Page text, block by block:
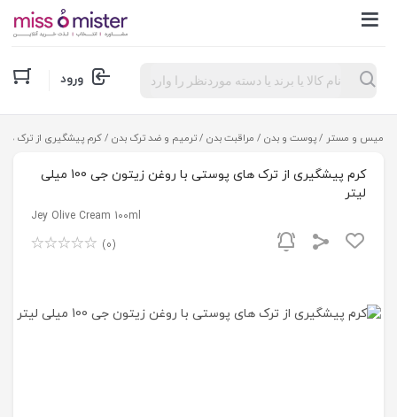
Products
search ورود
میس و مستر /پوست و بدن / مراقبت بدن /ترمیم و ضد ترک بدن / کرم پیشگیری از ترک های
کرم پیشگیری از ترک های پوستی با روغن زیتون جی 100 میلی
لیتر
Jey Olive Cream 100ml
(0)